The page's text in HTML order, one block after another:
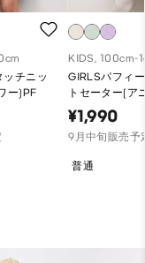
チニッ
ー)PF
KIDS, 100cm-
GIRLSパフィ
トセーター(ア
¥1,990
9月中旬販売予
普通